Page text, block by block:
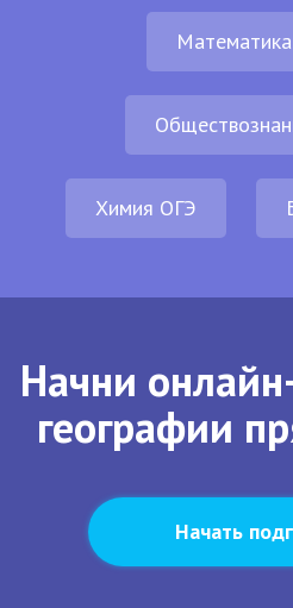
Химия ОГЭ
Начни
географии
Начать